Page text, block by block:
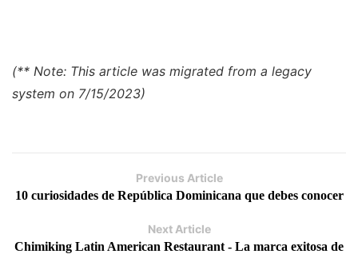
(** Note: This article was migrated from a legacy
system on 7/15/2023)
Previous Article
10 curiosidades de República Dominicana que debes conocer
Next Article
Chimiking Latin American Restaurant - La marca exitosa de